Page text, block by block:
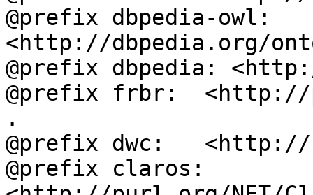
@prefix dbpedia-owl:
<http://dbpedia.org/
@prefix dbpedia:
@prefix frbr:  <http://
.
@prefix dwc:
@prefix claros: